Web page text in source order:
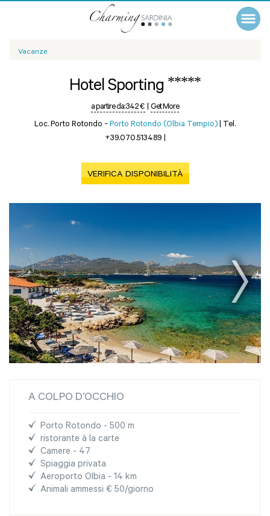
Vacanze
Hotel Sporting *****
a partire da:342 € | Get More
Loc. Porto Rotondo - Porto Rotondo (Olbia Tempio) | Tel.
+39.070.513489 |
VERIFICA DISPONIBILITÀ
A COLPO D’OCCHIO
Porto Rotondo - 500 m
ristorante à la carte
Camere - 47
Spiaggia privata
Aeroporto Olbia - 14 km
Animali ammessi € 50/giorno